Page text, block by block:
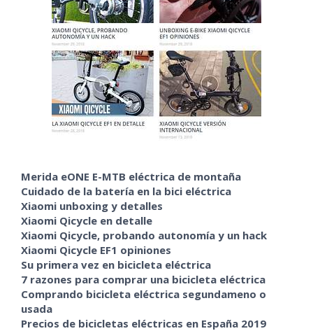
Merida eONE E-MTB eléctrica de montaña
Cuidado de la batería en la bici eléctrica
Xiaomi unboxing y detalles
Xiaomi Qicycle en detalle
Xiaomi Qicycle, probando autonomía y un hack
Xiaomi Qicycle EF1 opiniones
Su primera vez en bicicleta eléctrica
7 razones para comprar una bicicleta eléctrica
Comprando bicicleta eléctrica segundameno o
usada
Precios de bicicletas eléctricas en España 2019